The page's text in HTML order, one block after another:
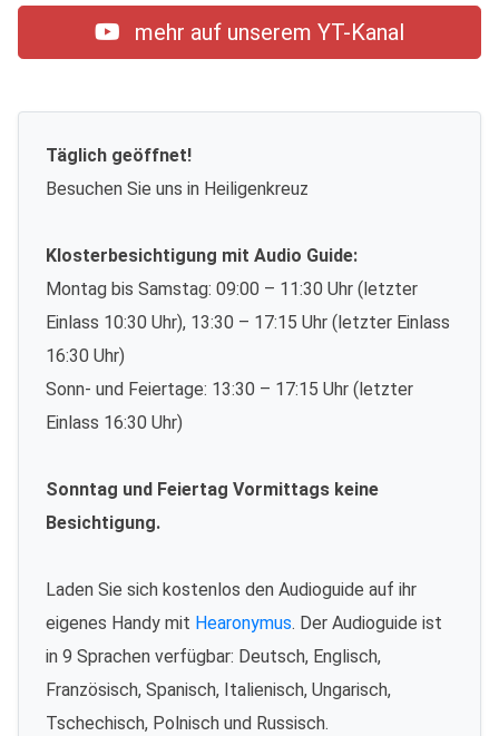
mehr auf unserem YT-Kanal
Täglich geöffnet!
Besuchen Sie uns in Heiligenkreuz
Klosterbesichtigung mit Audio Guide:
Montag bis Samstag: 09:00 – 11:30 Uhr (letzter
Einlass 10:30 Uhr), 13:30 – 17:15 Uhr (letzter Einlass
16:30 Uhr)
Sonn- und Feiertage: 13:30 – 17:15 Uhr (letzter
Einlass 16:30 Uhr)
Sonntag und Feiertag Vormittags keine
Besichtigung.
Laden Sie sich kostenlos den Audioguide auf ihr
eigenes Handy mit Hearonymus. Der Audioguide ist
in 9 Sprachen verfügbar: Deutsch, Englisch,
Französisch, Spanisch, Italienisch, Ungarisch,
Tschechisch, Polnisch und Russisch.